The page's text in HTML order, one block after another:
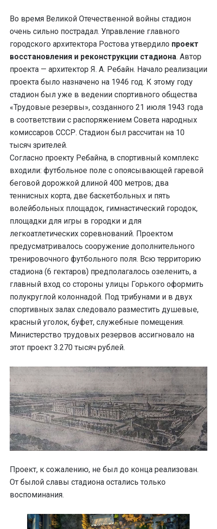
Во время Великой Отечественной войны стадион
очень сильно пострадал. Управление главного
городского архитектора Ростова утвердило проект
восстановления и реконструкции стадиона. Автор
проекта — архитектор Я. А. Ребайн. Начало реализации
проекта было назначено на 1946 год. К этому году
стадион был уже в ведении спортивного общества
«Трудовые резервы», созданного 21 июля 1943 года
в соответствии с распоряжением Совета народных
комиссаров СССР. Стадион был рассчитан на 10
тысяч зрителей.
Согласно проекту Ребайна, в спортивный комплекс
входили: футбольное поле с опоясывающей гаревой
беговой дорожкой длиной 400 метров; два
теннисных корта, две баскетбольных и пять
волейбольных площадок, гимнастический городок,
площадки для игры в городки и для
легкоатлетических соревнований. Проектом
предусматривалось сооружение дополнительного
тренировочного футбольного поля. Всю территорию
стадиона (6 гектаров) предполагалось озеленить, а
главный вход со стороны улицы Горького оформить
полукруглой колоннадой. Под трибунами и в двух
спортивных залах следовало разместить душевые,
красный уголок, буфет, служебные помещения.
Министерство трудовых резервов ассигновало на
этот проект 3.270 тысяч рублей.
Проект, к сожалению, не был до конца реализован.
От былой славы стадиона остались только
воспоминания.